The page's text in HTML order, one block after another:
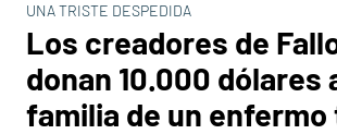
UNA TRISTE DESPEDIDA
Los creadores de
donan 10.000 dólares
familia de un